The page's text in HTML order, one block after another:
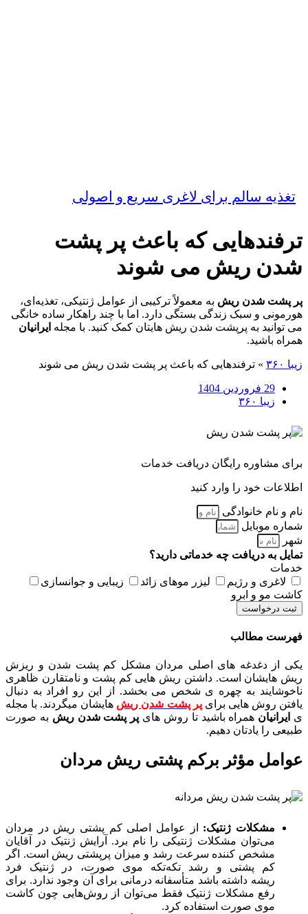
تغذیه سالم برای لاغری سریع و اصولی
ترفندهایی که باعث پر پشت
شدن ریش می شوند
پر پشت شدن ریش به معمولاً ترکیبی از عوامل ژنتیکی، تغذیه‌ای،
هورمونی و سبک زندگی بستگی دارد. اما با چند راهکار ساده خانگی
می توانید به پرپشت شدن ریش هایتان کمک کنید. با مجله ایرانیان
همراه باشید.
زیبا ۳۶۰ » ترفندهایی که باعث پر پشت شدن ریش می شوند
29 فروردین 1404
زیبا ۳۶۰
برای مشاوره رایگان دریافت خدمات
اطلاعات خود را وارد کنید
نام و نام خانوادگی
شماره موبایل
شهر
تمایل به دریافت چه خدماتی دارید؟
خدمات
لاغری و رژیم
لیزر موهای زائد
زیبایی و جوانسازی
کاشت مو و ابرو
ثبت درخواست
فهرست مطالب
یکی از دغدغه های اصلی مردان مشکل کم پشت شدن و ریزش
ریش هایشان است. داشتن ریش هایی کم پشت و نامتقارن ظاهری
ناخوشایند به چهره ی شخص می بخشد. از این رو افراد به دنبال
یافتن روش هایی برایپر پشت شدن ریش هایشان میگردند. با مجله
ی ایرانیان همراه باشید تا روش های پر پشت شدن ریش به صورت
طبیعی را یادتان دهیم.
عوامل مؤثر برکم پشتی ریش مردان
مشکلات ژنتیک:
از عوامل اصلی کم پشتی ریش در مردان
می‌توان مشکلات ژنتیکی را نام برد. آرایش ژنتیک در آقایان
مشخص کننده سرعت رشد و میزان پرپشتی ریش است. اگر
کم پشتی و رشد تکه‌تکه موی صورت، در ژنتیک فرد
ریشه داشته باشد متأسفانه درمانی برای آن وجود ندارد. برای
رفع مشکلات ژنتیک فقط می‌توان از روش‌هایی چون کاشت
موی صورت استفاده کرد.